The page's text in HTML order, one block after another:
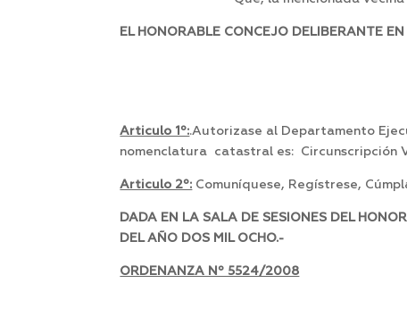
EL HONORABLE CONCEJO DELIBERANTE
Articulo 1º:.Autorizase al Departamento
nomenclatura catastral es: Circunscripción
Articulo 2º: Comuníquese, Regístrese,
DADA EN LA SALA DE SESIONES DEL
DEL AÑO DOS MIL OCHO.-
ORDENANZA Nº 5524/2008